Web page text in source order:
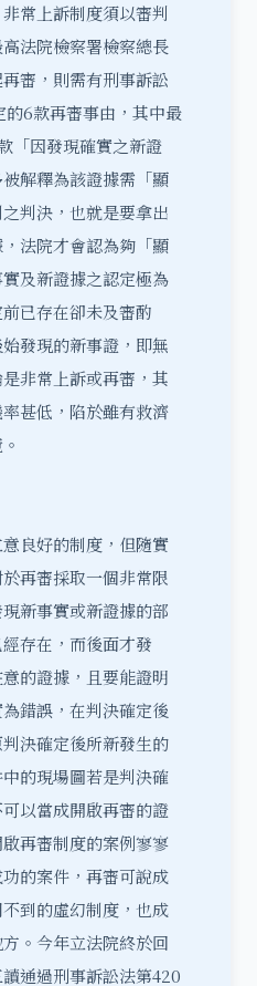
非常上訴制度須以審判
法院檢察署檢察總長
審，則需有刑事訴訟
6款再審事由，其中最
「因發現確實之新證
解釋為該證據需「顯
判決，也就是要拿出
法院才會認為夠「顯
及新證據之認定極為
已存在卻未及審酌
發現的新事證，即無
非常上訴或再審，其
甚低，陷於雖有救濟
意良好的制度，但隨實
再審採取一個非常限
新事實或新證據的部
存在，而後面才發
的證據，且要能證明
錯誤，在判決確定後
決確定後所新發生的
的現場圖若是判決確
以當成開啟再審的證
再審制度的案例寥寥
的案件，再審可說成
到的虛幻制度，也成
。今年立法院終於回
通過刑事訴訟法第420